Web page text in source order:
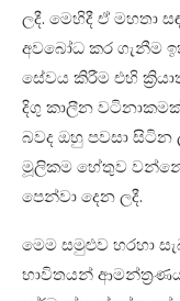
ලදී. මෙහිදී ඒ මහතා
අවබෝධ කර ගැනීම
සේවය කිරීම එහි
දිගු කාලීන
බවද ඔහු පවසා සිටින
මූලිකම හේතුව
පෙන්වා දෙන ලදී.
මෙම සමුළුව හරහා
භාවිතයන්